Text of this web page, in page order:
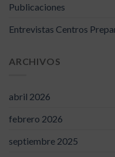
Publicaciones
Entrevistas Centros
ARCHIVOS
abril 2026
febrero 2026
septiembre 2025